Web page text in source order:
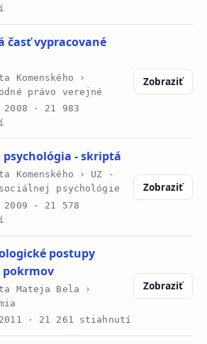
časť vypracované
Komenského ›
právo verejné
2008 · 21 983
Zobraziť
psychológia - skriptá
Komenského › UZ -
psychológie
2009 · 21 578
Zobraziť
postupy
Mateja Bela ›
2011 · 21 261 stiahnutí
Zobraziť